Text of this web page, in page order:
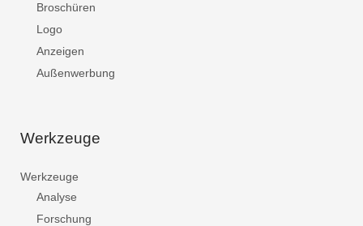
Broschüren
Logo
Anzeigen
Außenwerbung
Werkzeuge
Werkzeuge
Analyse
Forschung